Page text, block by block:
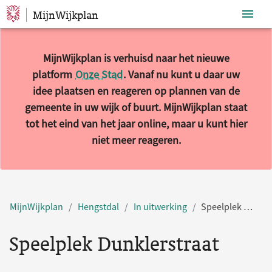
Sla navigatie over
MijnWijkplan
MijnWijkplan is verhuisd naar het nieuwe
platform Onze Stad. Vanaf nu kunt u daar uw
idee plaatsen en reageren op plannen van de
gemeente in uw wijk of buurt. MijnWijkplan staat
tot het eind van het jaar online, maar u kunt hier
niet meer reageren.
MijnWijkplan Hengstdal In uitwerking Speelplek Dunklerstraat
Speelplek Dunklerstraat